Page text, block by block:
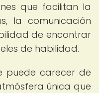
que facilitan la
la comunicación
de encontrar
de habilidad.
puede carecer de
única que